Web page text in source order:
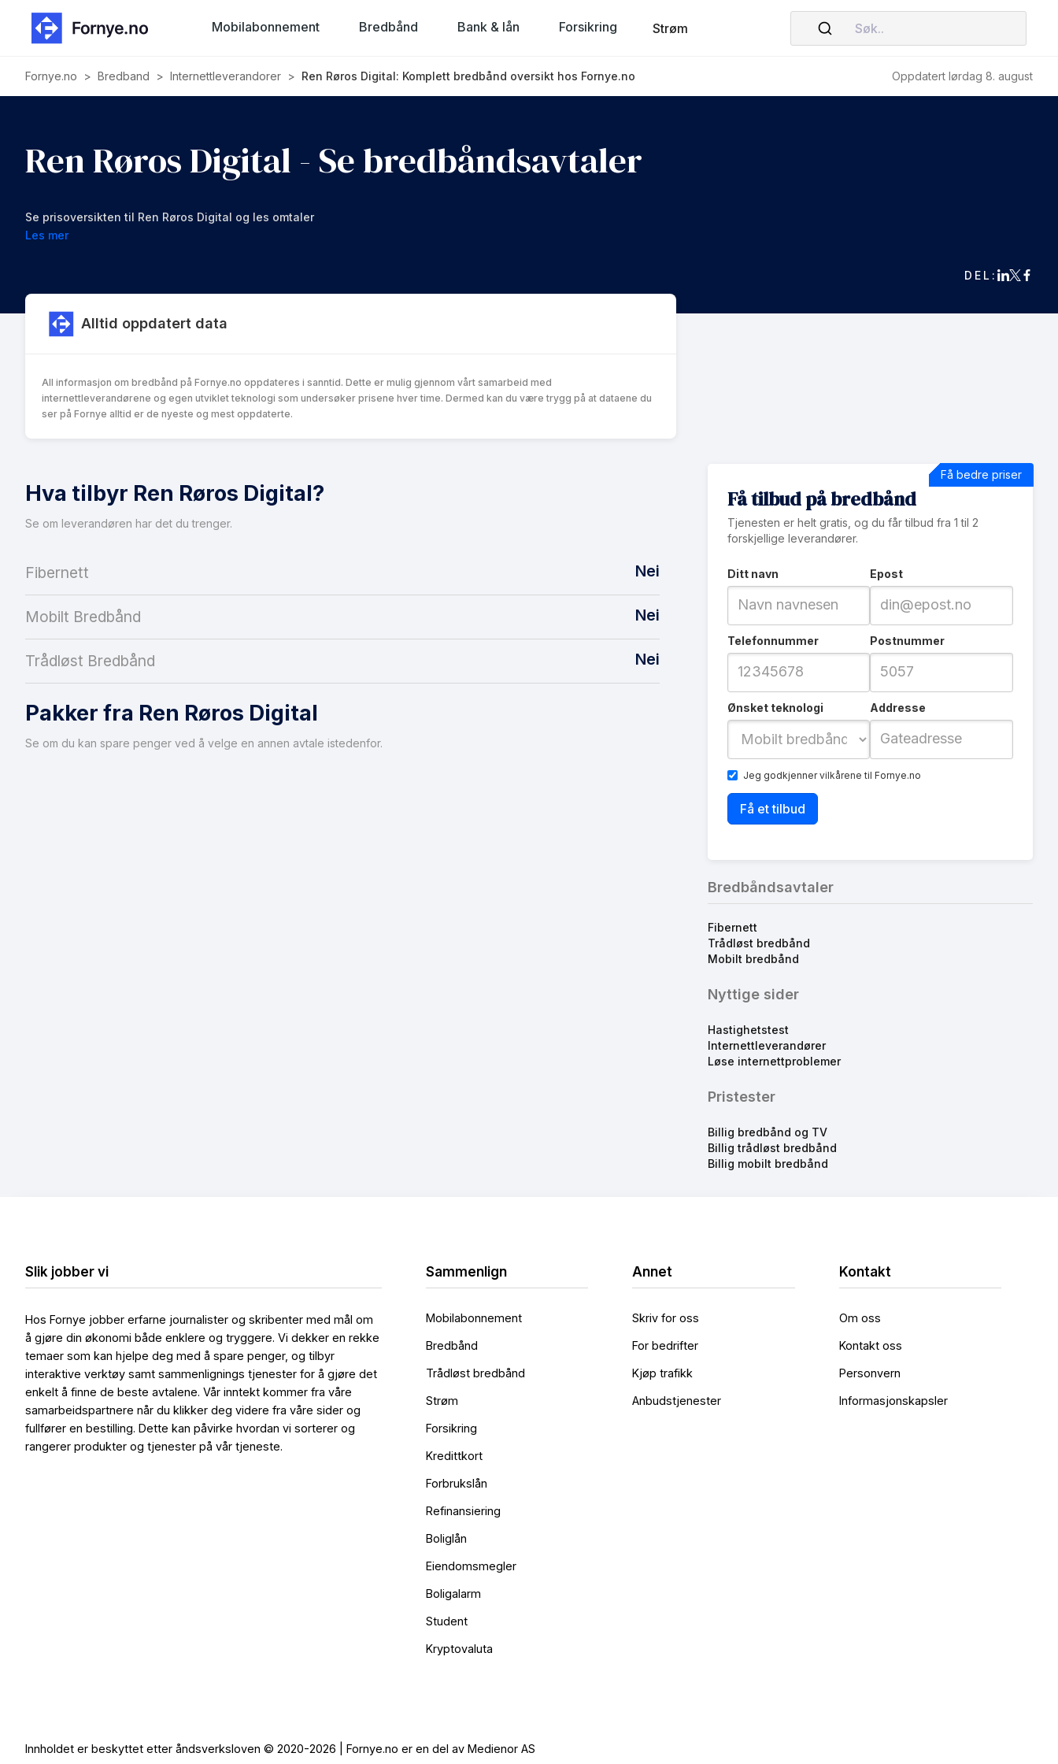
Mobilabonnement Bredbånd Bank & lån Forsikring Strøm Søk..
Fornye.no > Bredband > Internettleverandorer > Ren Røros Digital: Komplett bredbånd oversikt hos Fornye.no Oppdatert lørdag 8. august
Ren Røros Digital - Se bredbåndsavtaler
Se prisoversikten til Ren Røros Digital og les omtaler
Les mer
DEL:
Alltid oppdatert data
All informasjon om bredbånd på Fornye.no oppdateres i sanntid. Dette er mulig gjennom vårt samarbeid med
internettleverandørene og egen utviklet teknologi som undersøker prisene hver time. Dermed kan du være trygg på at dataene du
ser på Fornye alltid er de nyeste og mest oppdaterte.
Hva tilbyr Ren Røros Digital?
Se om leverandøren har det du trenger.
Fibernett Nei
Mobilt Bredbånd Nei
Trådløst Bredbånd Nei
Pakker fra Ren Røros Digital
Se om du kan spare penger ved å velge en annen avtale istedenfor.
Få tilbud på bredbånd
Tjenesten er helt gratis, og du får tilbud fra 1 til 2
forskjellige leverandører.
Ditt navn Epost
Telefonnummer Postnummer
Ønsket teknologi Addresse
Jeg godkjennervilkårene til Fornye.no
Få bedre priser
Bredbåndsavtaler
Fibernett
Trådløst bredbånd
Mobilt bredbånd
Nyttige sider
Hastighetstest
Internettleverandører
Løse internettproblemer
Pristester
Billig bredbånd og TV
Billig trådløst bredbånd
Billig mobilt bredbånd
Slik jobber vi
Hos Fornye jobber erfarne journalister og skribenter med mål om
å gjøre din økonomi både enklere og tryggere. Vi dekker en rekke
temaer som kan hjelpe deg med å spare penger, og tilbyr
interaktive verktøy samt sammenlignings tjenester for å gjøre det
enkelt å finne de beste avtalene. Vår inntekt kommer fra våre
samarbeidspartnere når du klikker deg videre fra våre sider og
fullfører en bestilling. Dette kan påvirke hvordan vi sorterer og
rangerer produkter og tjenester på vår tjeneste.
Sammenlign
Mobilabonnement
Bredbånd
Trådløst bredbånd
Strøm
Forsikring
Kredittkort
Forbrukslån
Refinansiering
Boliglån
Eiendomsmegler
Boligalarm
Student
Kryptovaluta
Annet
Skriv for oss
For bedrifter
Kjøp trafikk
Anbudstjenester
Kontakt
Om oss
Kontakt oss
Personvern
Informasjonskapsler
Innholdet er beskyttet etter åndsverksloven © 2020-2026 | Fornye.no er en del av Medienor AS